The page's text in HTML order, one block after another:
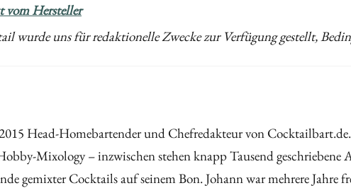
vom Hersteller
wurde uns für redaktionelle Zwecke zur Verfügung gestellt,
Head-Homebartender und Chefredakteur von
Mixology – inzwischen stehen knapp Tausend
gemixter Cocktails auf seinem Bon. Johann war mehrere